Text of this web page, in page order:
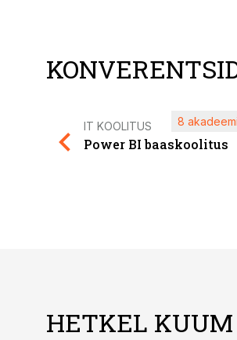
IT KOOLITUS
Power BI baaskoolitus
8
HETKEL KUUM